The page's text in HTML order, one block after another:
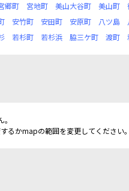
郷町 宮地町 美山大谷町 美山町
安竹町 安田町 安原町 八ツ島
若杉町 若杉浜 脇三ケ町 渡町
るかmapの範囲を変更してください。